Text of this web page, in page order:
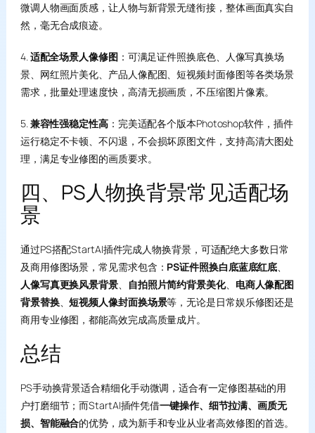
微调人物画面质感，让人物与新背景无缝衔接，整体画面真实自
然，毫无合成痕迹。
4.适配全场景人像修图：可满足证件照换底色、人像写真换场
景、网红照片美化、产品人像配图、短视频封面修图等各类场景
需求，批量处理速度快，高清无损画质，不压缩图片像素。
5.兼容性强稳定性高：完美适配各个版本Photoshop软件，插件
运行稳定不卡顿、不闪退，不会损坏原图文件，支持高清大图处
理，满足专业修图的画质要求。
四、PS人物换背景常见适配场
景
通过PS搭配StartAI插件完成人物换背景，可适配绝大多数日常
及商用修图场景，常见需求包含： PS证件照换白底蓝底红底、
人像写真更换风景背景、 自拍照片简约背景美化、 电商人像配图
背景替换、短视频人像封面换场景等，无论是日常娱乐修图还是
商用专业修图，都能高效完成高质量成片。
总结
PS手动换背景适合精细化手动微调，适合有一定修图基础的用
户打磨细节；而StartAI插件凭借一键操作、细节拉满、画质无
损、智能融合的优势，成为新手和专业从业者高效修图的首选。